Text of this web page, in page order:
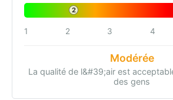
2
1 2 3 4
Modérée
La qualité de l&#39;air est
des gens